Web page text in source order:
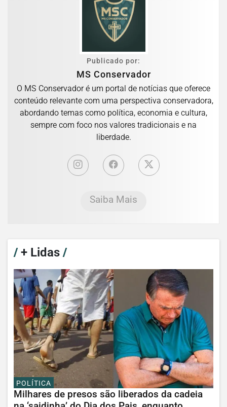
Publicado por:
MS Conservador
O MS Conservador é um portal de notícias que oferece
conteúdo relevante com uma perspectiva conservadora,
abordando temas como política, economia e cultura,
sempre com foco nos valores tradicionais e na
liberdade.
Saiba Mais
/+ Lidas /
POLÍTICA
Milhares de presos são liberados da cadeia